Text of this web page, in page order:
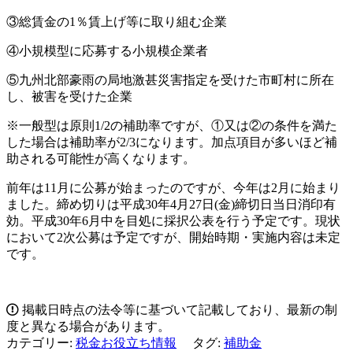
③総賃金の1％賃上げ等に取り組む企業
④小規模型に応募する小規模企業者
⑤九州北部豪雨の局地激甚災害指定を受けた市町村に所在
し、被害を受けた企業
※一般型は原則1/2の補助率ですが、①又は②の条件を満た
した場合は補助率が2/3になります。加点項目が多いほど補
助される可能性が高くなります。
前年は11月に公募が始まったのですが、今年は2月に始まり
ました。締め切りは平成30年4月27日(金)締切日当日消印有
効。平成30年6月中を目処に採択公表を行う予定です。現状
において2次公募は予定ですが、開始時期・実施内容は未定
です。
掲載日時点の法令等に基づいて記載しており、最新の制
度と異なる場合があります。
カテゴリー: 税金お役立ち情報 タグ: 補助金